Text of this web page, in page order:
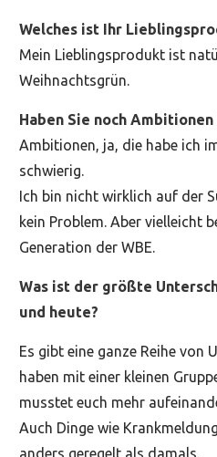
Welches ist Ihr
Mein Lieblingsprodukt ist
Weihnachtsgrün.
Haben Sie noch Ambitionen
Ambitionen, ja, die habe ich
schwierig.
Ich bin nicht wirklich auf der
kein Problem. Aber vielleicht
Generation der WBE.
Was ist der größte
und heute?
Es gibt eine ganze Reihe von
haben mit einer kleinen
musstet euch mehr
Auch Dinge wie
anders geregelt als damals.